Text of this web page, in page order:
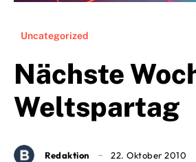
Uncategorized
Nächste
Weltspartag
Redaktion 22. Oktober 2010